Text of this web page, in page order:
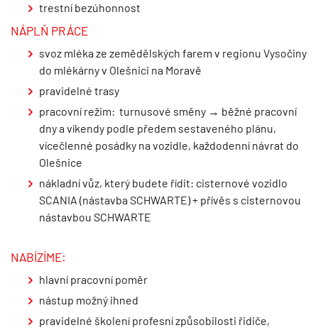
trestní bezúhonnost
NÁPLŇ PRÁCE
svoz mléka ze zemědělských farem v regionu Vysočiny
do mlékárny v Olešnici na Moravě
pravidelné trasy
pracovní režim: turnusové směny → běžné pracovní
dny a víkendy podle předem sestaveného plánu,
vícečlenné posádky na vozidle, každodenní návrat do
Olešnice
nákladní vůz, který budete řídit: cisternové vozidlo
SCANIA (nástavba SCHWARTE) + přívěs s cisternovou
nástavbou SCHWARTE
NABÍZÍME:
hlavní pracovní poměr
nástup možný ihned
pravidelné školení profesní způsobilosti řidiče,